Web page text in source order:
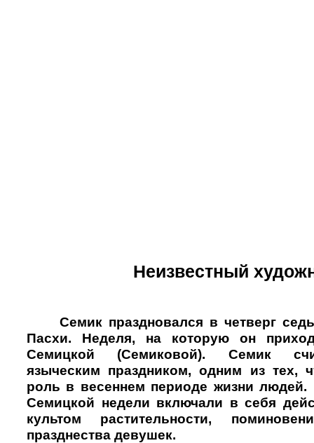
Неизвестный
Семик праздновался в четверг
Пасхи. Неделя, на которую он
Семицкой (Семиковой). Семик
языческим праздником, одним из тех,
роль в весеннем периоде жизни
Семицкой недели включали в себя
культом растительности,
празднества девушек.